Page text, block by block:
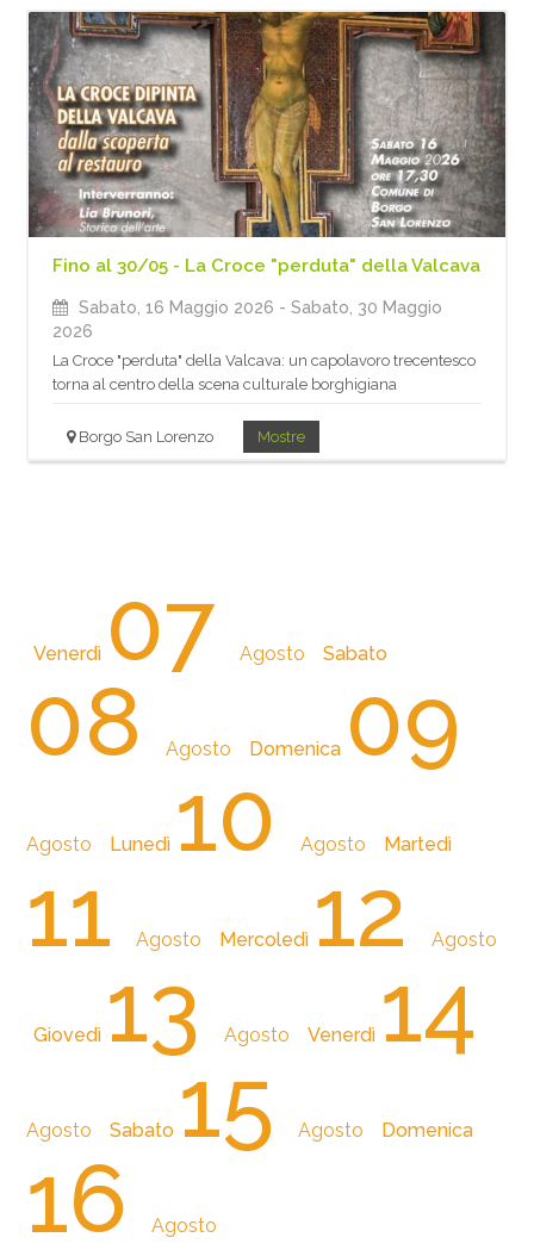
Fino al 30/05 - La Croce "perduta" della Valcava
Sabato, 16 Maggio 2026 - Sabato, 30 Maggio
2026
La Croce "perduta" della Valcava: un capolavoro trecentesco
torna al centro della scena culturale borghigiana
Borgo San Lorenzo Mostre
Venerdì 07Agosto Sabato
08Agosto Domenica 09
Agosto Lunedì 10Agosto Martedì
11Agosto Mercoledì 12Agosto
Giovedì 13Agosto Venerdì 14
Agosto Sabato 15Agosto Domenica
16Agosto